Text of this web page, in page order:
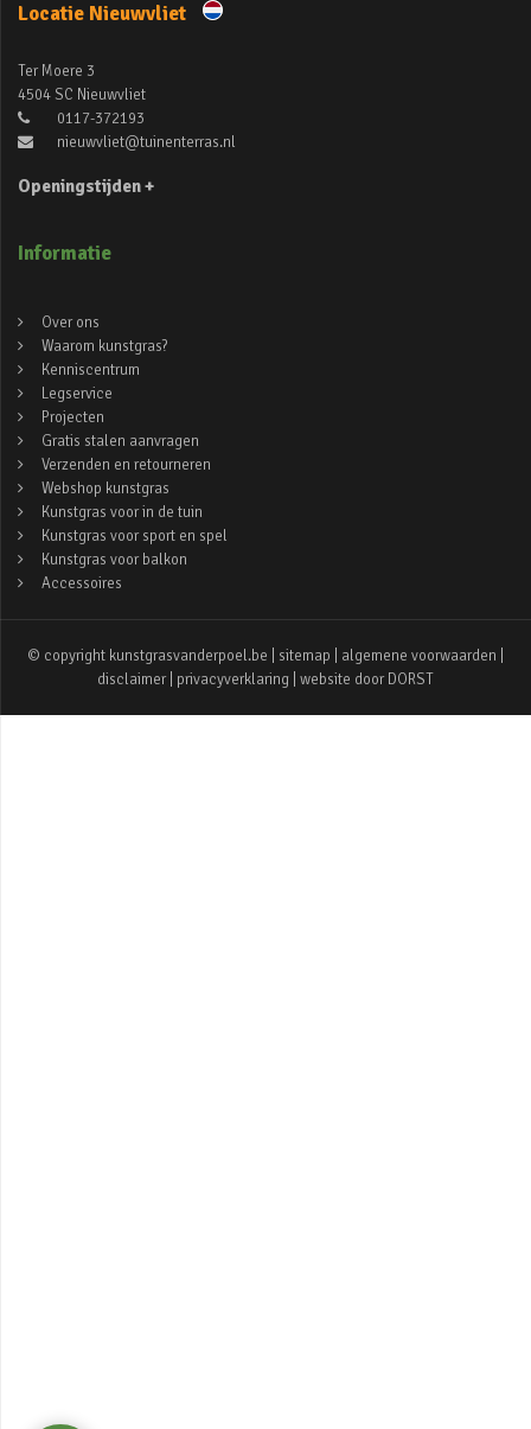
Locatie Nieuwvliet
Ter Moere 3
4504 SC Nieuwvliet
0117-372193
nieuwvliet@tuinenterras.nl
Openingstijden +
Informatie
Over ons
Waarom kunstgras?
Kenniscentrum
Legservice
Projecten
Gratis stalen aanvragen
Verzenden en retourneren
Webshop kunstgras
Kunstgras voor in de tuin
Kunstgras voor sport en spel
Kunstgras voor balkon
Accessoires
© copyright kunstgrasvanderpoel.be | sitemap algemene voorwaarden
disclaimer
privacyverklaring | website door DORST